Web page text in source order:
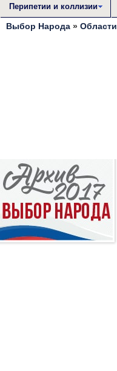
Перипетии и коллизии
Выбор Народа » Области